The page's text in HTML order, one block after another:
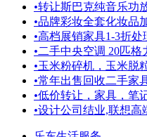
•转让斯巴克纯音乐功
•品牌彩妆全套化妆品
•高档展销家具1-3折处
•二手中央空调 20匹格
•玉米粉碎机，玉米脱
•常年出售回收二手家
•低价转让，家具，笔
•设计公司结业,联想高